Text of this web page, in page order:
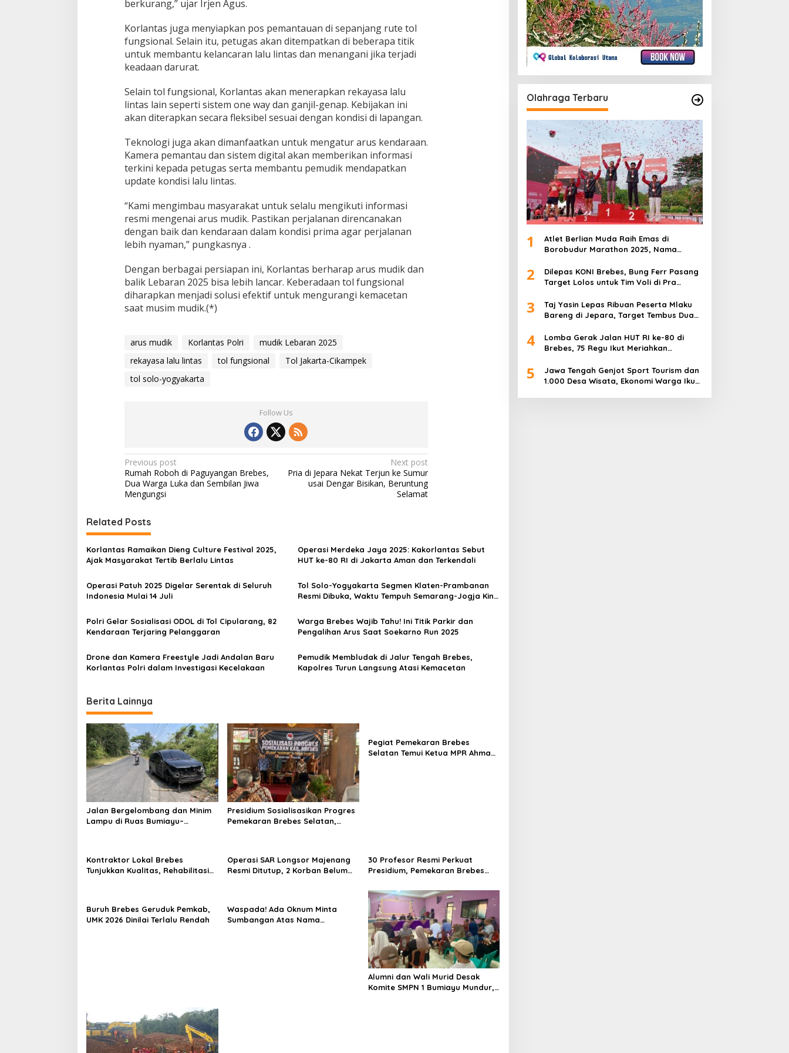
berkurang,” ujar Irjen Agus.
Korlantas juga menyiapkan pos pemantauan di sepanjang rute tol
fungsional. Selain itu, petugas akan ditempatkan di beberapa titik
untuk membantu kelancaran lalu lintas dan menangani jika terjadi
keadaan darurat.
Selain tol fungsional, Korlantas akan menerapkan rekayasa lalu
lintas lain seperti sistem one way dan ganjil-genap. Kebijakan ini
akan diterapkan secara fleksibel sesuai dengan kondisi di lapangan.
Teknologi juga akan dimanfaatkan untuk mengatur arus kendaraan.
Kamera pemantau dan sistem digital akan memberikan informasi
terkini kepada petugas serta membantu pemudik mendapatkan
update kondisi lalu lintas.
“Kami mengimbau masyarakat untuk selalu mengikuti informasi
resmi mengenai arus mudik. Pastikan perjalanan direncanakan
dengan baik dan kendaraan dalam kondisi prima agar perjalanan
lebih nyaman,” pungkasnya .
Dengan berbagai persiapan ini, Korlantas berharap arus mudik dan
balik Lebaran 2025 bisa lebih lancar. Keberadaan tol fungsional
diharapkan menjadi solusi efektif untuk mengurangi kemacetan
saat musim mudik.(*)
arus mudik Korlantas Polri
mudik Lebaran 2025
rekayasa lalu lintas
tol fungsional
Tol Jakarta-Cikampek
tol solo-yogyakarta
Follow Us
P
o
s
t
n
a
v
i
g
t
o
Previous post
Rumah Roboh di Paguyangan Brebes,
Dua Warga Luka dan Sembilan Jiwa
Mengungsi
Next post
Pria di Jepara Nekat Terjun ke Sumur
usai Dengar Bisikan, Beruntung
Selamat
Related Posts
Korlantas Ramaikan Dieng Culture Festival 2025,
Ajak Masyarakat Tertib Berlalu Lintas
Operasi Merdeka Jaya 2025: Kakorlantas Sebut
HUT ke-80 RI di Jakarta Aman dan Terkendali
Operasi Patuh 2025 Digelar Serentak di Seluruh
Indonesia Mulai 14 Juli
Tol Solo-Yogyakarta Segmen Klaten-Prambanan
Resmi Dibuka, Waktu Tempuh Semarang-Jogja Kini
Polri Gelar Sosialisasi ODOL di Tol Cipularang, 82
Kendaraan Terjaring Pelanggaran
Warga Brebes Wajib Tahu! Ini Titik Parkir dan
Pengalihan Arus Saat Soekarno Run 2025
Drone dan Kamera Freestyle Jadi Andalan Baru
Korlantas Polri dalam Investigasi Kecelakaan
Pemudik Membludak di Jalur Tengah Brebes,
Kapolres Turun Langsung Atasi Kemacetan
Berita Lainnya
Jalan Bergelombang dan Minim
Lampu di Ruas Bumiayu–
Presidium Sosialisasikan Progres
Pemekaran Brebes Selatan,
Pegiat Pemekaran Brebes
Selatan Temui Ketua MPR Ahmad
Kontraktor Lokal Brebes
Tunjukkan Kualitas, Rehabilitasi
Operasi SAR Longsor Majenang
Resmi Ditutup, 2 Korban Belum
30 Profesor Resmi Perkuat
Presidium, Pemekaran Brebes
Buruh Brebes Geruduk Pemkab,
UMK 2026 Dinilai Terlalu Rendah
Waspada! Ada Oknum Minta
Sumbangan Atas Nama
Alumni dan Wali Murid Desak
Komite SMPN 1 Bumiayu Mundur,
Olahraga Terbaru
1
Atlet Berlian Muda Raih Emas di
Borobudur Marathon 2025, Nama
2
Dilepas KONI Brebes, Bung Ferr Pasang
Target Lolos untuk Tim Voli di Pra
3
Taj Yasin Lepas Ribuan Peserta Mlaku
Bareng di Jepara, Target Tembus Dua
4
Lomba Gerak Jalan HUT RI ke-80 di
Brebes, 75 Regu Ikut Meriahkan
5
Jawa Tengah Genjot Sport Tourism dan
1.000 Desa Wisata, Ekonomi Warga Ikut